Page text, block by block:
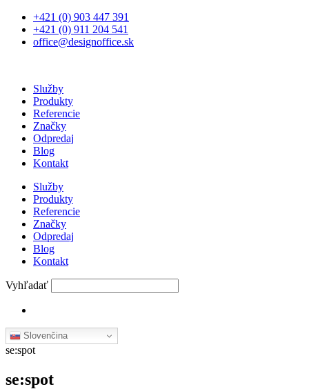
Preskočiť
obsah
+421 (0) 903 447 391
+421 (0) 911 204 541
office@designoffice.sk
Služby
Produkty
Referencie
Značky
Odpredaj
Blog
Kontakt
Služby
Produkty
Referencie
Značky
Odpredaj
Blog
Kontakt
Vyhľadať
Slovenčina
se:spot
se:spot